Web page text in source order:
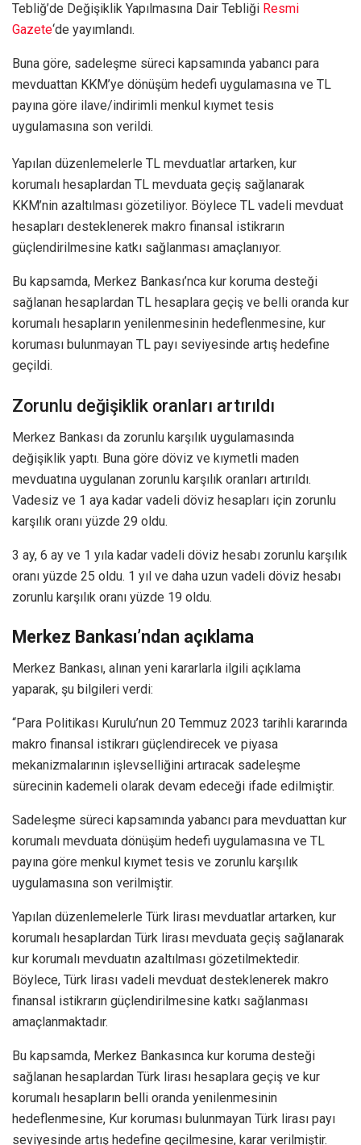
Tebliğ’de Değişiklik Yapılmasına Dair Tebliği Resmi
Gazete‘de yayımlandı.
Buna göre, sadeleşme süreci kapsamında yabancı para
mevduattan KKM’ye dönüşüm hedefi uygulamasına ve TL
payına göre ilave/indirimli menkul kıymet tesis
uygulamasına son verildi.
Yapılan düzenlemelerle TL mevduatlar artarken, kur
korumalı hesaplardan TL mevduata geçiş sağlanarak
KKM’nin azaltılması gözetiliyor. Böylece TL vadeli mevduat
hesapları desteklenerek makro finansal istikrarın
güçlendirilmesine katkı sağlanması amaçlanıyor.
Bu kapsamda, Merkez Bankası’nca kur koruma desteği
sağlanan hesaplardan TL hesaplara geçiş ve belli oranda kur
korumalı hesapların yenilenmesinin hedeflenmesine, kur
koruması bulunmayan TL payı seviyesinde artış hedefine
geçildi.
Zorunlu değişiklik oranları artırıldı
Merkez Bankası da zorunlu karşılık uygulamasında
değişiklik yaptı. Buna göre döviz ve kıymetli maden
mevduatına uygulanan zorunlu karşılık oranları artırıldı.
Vadesiz ve 1 aya kadar vadeli döviz hesapları için zorunlu
karşılık oranı yüzde 29 oldu.
3 ay, 6 ay ve 1 yıla kadar vadeli döviz hesabı zorunlu karşılık
oranı yüzde 25 oldu. 1 yıl ve daha uzun vadeli döviz hesabı
zorunlu karşılık oranı yüzde 19 oldu.
Merkez Bankası’ndan açıklama
Merkez Bankası, alınan yeni kararlarla ilgili açıklama
yaparak, şu bilgileri verdi:
“Para Politikası Kurulu’nun 20 Temmuz 2023 tarihli kararında
makro finansal istikrarı güçlendirecek ve piyasa
mekanizmalarının işlevselliğini artıracak sadeleşme
sürecinin kademeli olarak devam edeceği ifade edilmiştir.
Sadeleşme süreci kapsamında yabancı para mevduattan kur
korumalı mevduata dönüşüm hedefi uygulamasına ve TL
payına göre menkul kıymet tesis ve zorunlu karşılık
uygulamasına son verilmiştir.
Yapılan düzenlemelerle Türk lirası mevduatlar artarken, kur
korumalı hesaplardan Türk lirası mevduata geçiş sağlanarak
kur korumalı mevduatın azaltılması gözetilmektedir.
Böylece, Türk lirası vadeli mevduat desteklenerek makro
finansal istikrarın güçlendirilmesine katkı sağlanması
amaçlanmaktadır.
Bu kapsamda, Merkez Bankasınca kur koruma desteği
sağlanan hesaplardan Türk lirası hesaplara geçiş ve kur
korumalı hesapların belli oranda yenilenmesinin
hedeflenmesine, Kur koruması bulunmayan Türk lirası payı
seviyesinde artış hedefine geçilmesine, karar verilmiştir.